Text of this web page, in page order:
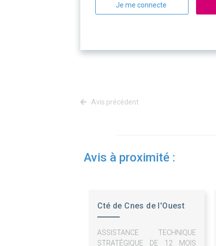
Je me connecte
Avis précédent
Avis à proximité :
Cté de Cnes de l'Ouest
ASSISTANCE TECHNIQUE
STRATÉGIQUE DE 12 MOIS